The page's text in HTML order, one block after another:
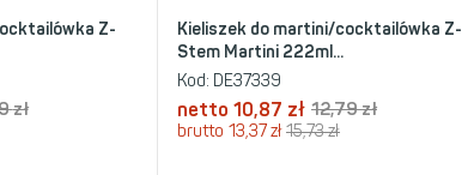
Z-
zł
Kieliszek do martini/cocktailówka Z-
Stem Martini 222ml...
Kod: DE37339
netto 10,87 zł 12,79zł
brutto 13,37zł15,73zł